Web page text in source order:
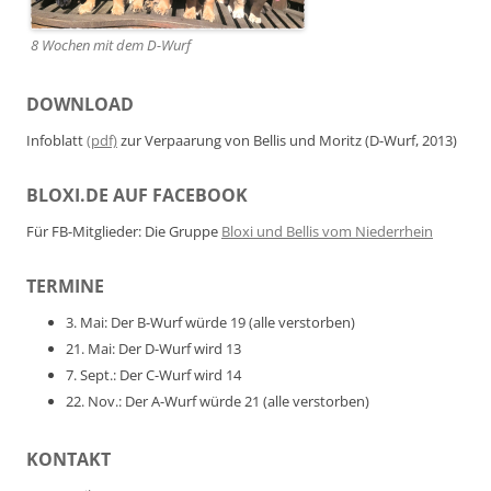
8 Wochen mit dem D-Wurf
DOWNLOAD
Infoblatt(pdf)zur Verpaarung von Bellis und Moritz (D-Wurf, 2013)
BLOXI.DE AUF FACEBOOK
Für FB-Mitglieder: Die Gruppe Bloxi und Bellis vom Niederrhein
TERMINE
3. Mai: Der B-Wurf würde 19 (alle verstorben)
21. Mai: Der D-Wurf wird 13
7. Sept.: Der C-Wurf wird 14
22. Nov.: Der A-Wurf würde 21 (alle verstorben)
KONTAKT